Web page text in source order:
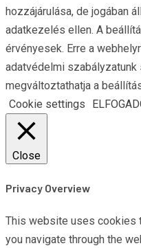
hozzájárulása, de jogában
adatkezelés ellen. A
érvényesek. Erre a
adatvédelmi
megváltoztathatja a
Cookie settings
Close
Privacy Overview
This website uses cookies
you navigate through the